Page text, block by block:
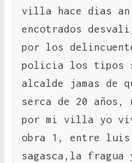
villa hace dias an
encotrados
por los
policia los tipos
alcalde jamas de
serca de 20 años,
por mi villa yo
obra 1, entre luis
sagasca,la fragua